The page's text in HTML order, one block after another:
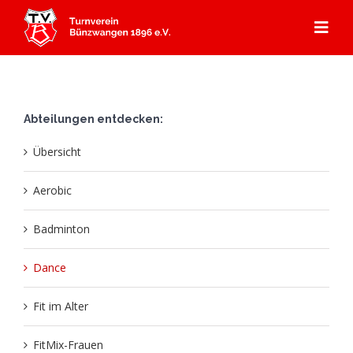
Inhalt
springen
Angebot
Abteilungen
Aerobic
Badminton
Dance
Kursprogramm
Aktuelles
Kooperation Ebersbacher Sportvereine
Mitgliedschaft
Aktuelles
Geschichte TVB
Kontakt & Anfahrt
Abteilungen entdecken:
Übersicht
Aerobic
Badminton
Dance
Fit im Alter
FitMix-Frauen